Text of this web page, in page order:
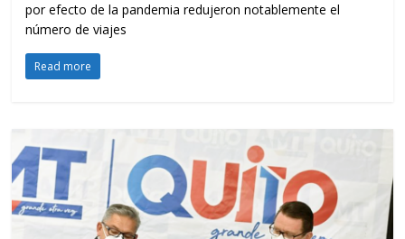
por efecto de la pandemia redujeron notablemente el
número de viajes
Read more